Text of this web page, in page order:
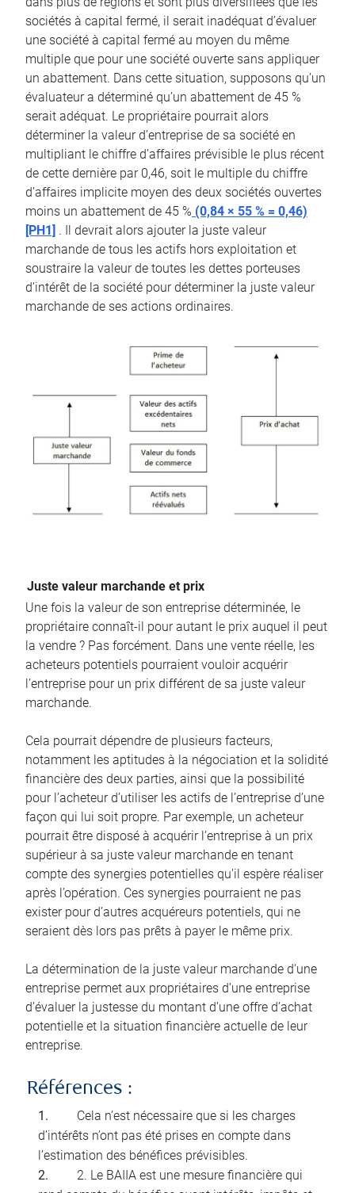
sociétés à capital fermé, il serait inadéquat d’évaluer
une société à capital fermé au moyen du même
multiple que pour une société ouverte sans appliquer
un abattement. Dans cette situation, supposons qu’un
évaluateur a déterminé qu’un abattement de 45 %
serait adéquat. Le propriétaire pourrait alors
déterminer la valeur d’entreprise de sa société en
multipliant le chiffre d’affaires prévisible le plus récent
de cette dernière par 0,46, soit le multiple du chiffre
d’affaires implicite moyen des deux sociétés ouvertes
moins un abattement de 45 % (0,84 × 55 % = 0,46)
[PH1] . Il devrait alors ajouter la juste valeur
marchande de tous les actifs hors exploitation et
soustraire la valeur de toutes les dettes porteuses
d’intérêt de la société pour déterminer la juste valeur
marchande de ses actions ordinaires.
Juste valeur marchande et prix
Une fois la valeur de son entreprise déterminée, le
propriétaire connaît-il pour autant le prix auquel il peut
la vendre ? Pas forcément. Dans une vente réelle, les
acheteurs potentiels pourraient vouloir acquérir
l’entreprise pour un prix différent de sa juste valeur
marchande.
Cela pourrait dépendre de plusieurs facteurs,
notamment les aptitudes à la négociation et la solidité
financière des deux parties, ainsi que la possibilité
pour l’acheteur d’utiliser les actifs de l’entreprise d’une
façon qui lui soit propre. Par exemple, un acheteur
pourrait être disposé à acquérir l’entreprise à un prix
supérieur à sa juste valeur marchande en tenant
compte des synergies potentielles qu’il espère réaliser
après l’opération. Ces synergies pourraient ne pas
exister pour d’autres acquéreurs potentiels, qui ne
seraient dès lors pas prêts à payer le même prix.
La détermination de la juste valeur marchande d’une
entreprise permet aux propriétaires d’une entreprise
d’évaluer la justesse du montant d’une offre d’achat
potentielle et la situation financière actuelle de leur
entreprise.
Références :
Cela n’est nécessaire que si les charges
d’intérêts n’ont pas été prises en compte dans
l’estimation des bénéfices prévisibles.
2. Le BAIIA est une mesure financière qui